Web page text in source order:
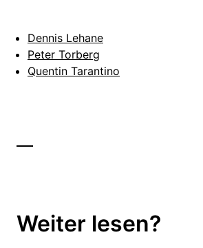
Dennis Lehane
Peter Torberg
Quentin Tarantino
Weiter lesen?